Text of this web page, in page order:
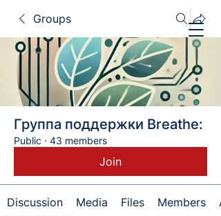
Groups
Группа поддержки Breathe:
Public · 43 members
Join
Discussion Media Files Members